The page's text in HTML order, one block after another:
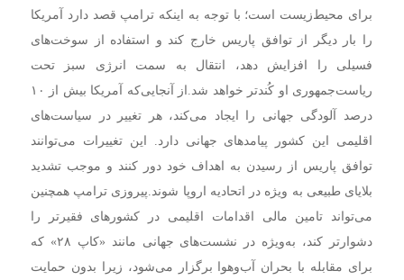
برای محیط‌زیست است؛ با توجه به اینکه ترامپ قصد دارد آمریکا
را بار دیگر از توافق پاریس خارج کند و استفاده از سوخت‌های
فسیلی را افزایش دهد، انتقال به سمت انرژی سبز تحت
ریاست‌جمهوری او کُندتر خواهد شد.
از آنجایی‌که آمریکا بیش از ۱۰
درصد آلودگی جهانی را ایجاد می‌کند، هر تغییر در سیاست‌های
اقلیمی این کشور پیامدهای جهانی دارد. این تغییرات می‌توانند
توافق پاریس از رسیدن به اهداف خود دور کنند و موجب تشدید
بلایای طبیعی به ویژه در اتحادیه اروپا شوند.پیروزی ترامپ همچنین
می‌تواند تامین مالی اقدامات اقلیمی در کشورهای فقیرتر را
دشوارتر کند، به‌ویژه در نشست‌های جهانی مانند «کاپ ۲۸» که
برای مقابله با بحران آب‌وهوا برگزار می‌شود، زیرا بدون حمایت